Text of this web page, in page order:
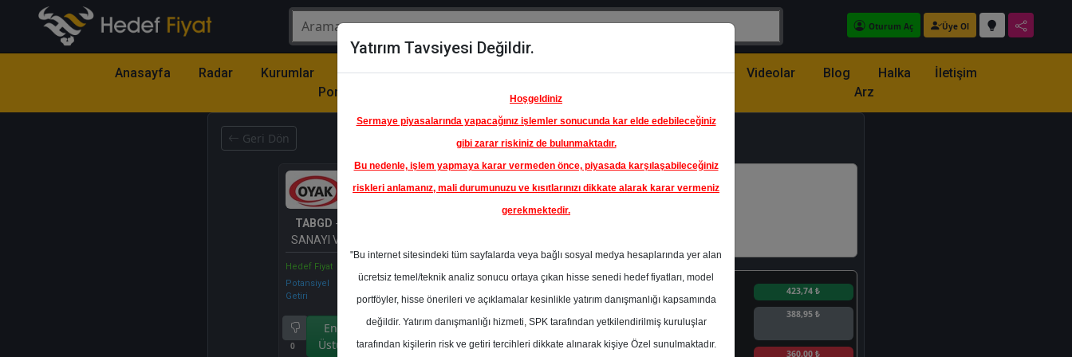
Oturum Aç Üye Ol
Anasayfa Radar Kurumlar
Model
Portföy
Hisse
Öne
Çıkanlar
Raporlar Partnerlerimiz Videolar Blog
Halka
Arz
İletişim
Geri Dön
TABGD - TAB GIDA
SANAYI VE TICARET
A.S
Hedef Fiyat
Potansiyel
Getiri
%26.73
0
Endeks
Üstü Get.
1
En Yüksek Tahmin 423,74 ₺
Ortalama Fiyat
Tahmini
388,95 ₺
360,00 ₺
Yatırım Tavsiyesi Değildir.
Hoşgeldiniz
Sermaye piyasalarında yapacağınız işlemler sonucunda kar elde edebileceğiniz
gibi zarar riskiniz de bulunmaktadır.
Bu nedenle, işlem yapmaya karar vermeden önce, piyasada karşılaşabileceğiniz
riskleri anlamanız, mali durumunuzu ve kısıtlarınızı dikkate alarak karar vermeniz
gerekmektedir.
"Bu internet sitesindeki tüm sayfalarda veya bağlı sosyal medya hesaplarında yer alan
ücretsiz temel/teknik analiz sonucu ortaya çıkan hisse senedi hedef fiyatları, model
portföyler, hisse önerileri ve açıklamalar kesinlikle yatırım danışmanlığı kapsamında
değildir. Yatırım danışmanlığı hizmeti, SPK tarafından yetkilendirilmiş kuruluşlar
tarafından kişilerin risk ve getiri tercihleri dikkate alınarak kişiye Özel sunulmaktadır.